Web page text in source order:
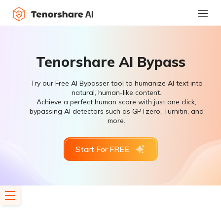
Tenorshare AI Bypass
Try our Free AI Bypasser tool to humanize AI text into
natural, human-like content.
Achieve a perfect human score with just one click,
bypassing AI detectors such as GPTzero, Turnitin, and
more.
Start For FREE